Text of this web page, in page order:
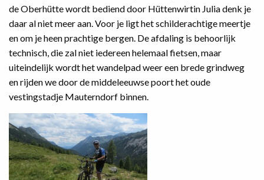
de Oberhütte wordt bediend door Hüttenwirtin Julia denk je
daar al niet meer aan. Voor je ligt het schilderachtige meertje
en om je heen prachtige bergen. De afdaling is behoorlijk
technisch, die zal niet iedereen helemaal fietsen, maar
uiteindelijk wordt het wandelpad weer een brede grindweg
en rijden we door de middeleeuwse poort het oude
vestingstadje Mauterndorf binnen.